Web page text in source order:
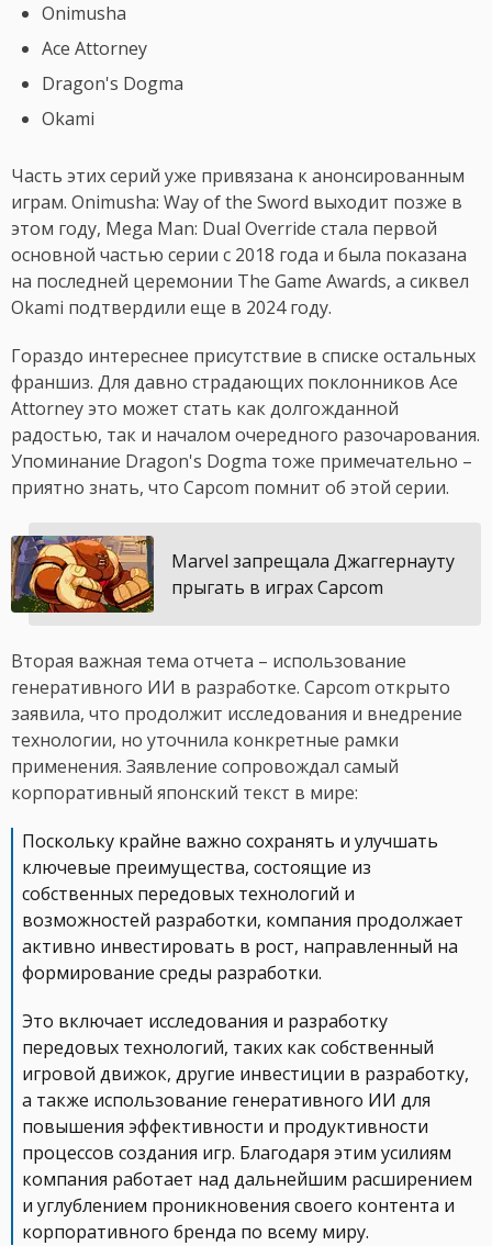
Onimusha
Ace Attorney
Dragon's Dogma
Okami
Часть этих серий уже привязана к анонсированным
играм. Onimusha: Way of the Sword выходит позже в
этом году, Mega Man: Dual Override стала первой
основной частью серии с 2018 года и была показана
на последней церемонии The Game Awards, а сиквел
Okami подтвердили еще в 2024 году.
Гораздо интереснее присутствие в списке остальных
франшиз. Для давно страдающих поклонников Ace
Attorney это может стать как долгожданной
радостью, так и началом очередного разочарования.
Упоминание Dragon's Dogma тоже примечательно –
приятно знать, что Capcom помнит об этой серии.
Marvel запрещала Джаггернауту
прыгать в играх Capcom
Вторая важная тема отчета – использование
генеративного ИИ в разработке. Capcom открыто
заявила, что продолжит исследования и внедрение
технологии, но уточнила конкретные рамки
применения. Заявление сопровождал самый
корпоративный японский текст в мире:
Поскольку крайне важно сохранять и улучшать
ключевые преимущества, состоящие из
собственных передовых технологий и
возможностей разработки, компания продолжает
активно инвестировать в рост, направленный на
формирование среды разработки.
Это включает исследования и разработку
передовых технологий, таких как собственный
игровой движок, другие инвестиции в разработку,
а также использование генеративного ИИ для
повышения эффективности и продуктивности
процессов создания игр. Благодаря этим усилиям
компания работает над дальнейшим расширением
и углублением проникновения своего контента и
корпоративного бренда по всему миру.